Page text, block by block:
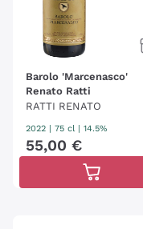
Barolo 'Marcenasco'
Renato Ratti
RATTI RENATO
2022 | 75 cl | 14.5%
55,00 €